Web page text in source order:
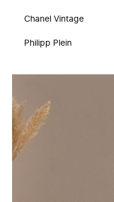
Chanel Vintage
Philipp Plein